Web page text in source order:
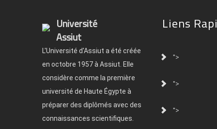
Université
Assiut
L'Université d'Assiut a été créée
en octobre 1957 à Assiut. Elle
considère comme la première
université de Haute Égypte à
préparer des diplômés avec des
connaissances scientifiques.
Liens
">
">
">